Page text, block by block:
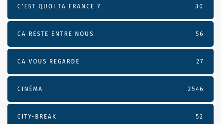
C'EST QUOI TA FRANCE ? 30
CA RESTE ENTRE NOUS 56
CA VOUS REGARDE 27
CINÉMA 2546
CITY-BREAK 52